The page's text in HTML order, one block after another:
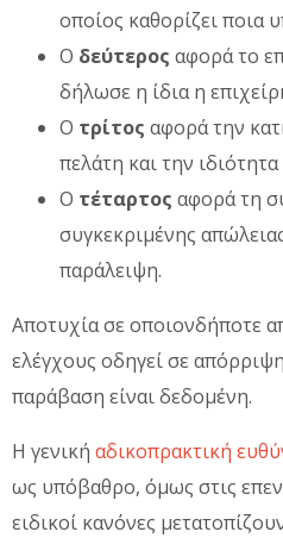
οποίος καθορίζει
Ο δεύτερος αφορά το
δήλωσε η ίδια η
Ο τρίτος αφορά την
πελάτη και την
Ο τέταρτος αφορά τη
συγκεκριμένης
παράλειψη.
Αποτυχία σε οποιονδήποτε
ελέγχους οδηγεί σε
παράβαση είναι δεδομένη.
Η γενική αδικοπρακτική
ως υπόβαθρο, όμως στις
ειδικοί κανόνες